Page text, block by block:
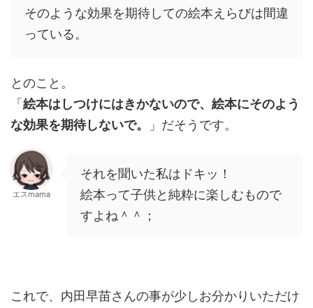
そのような効果を期待しての絵本えらびは間違
っている。
とのこと。
「絵本はしつけにはきかないので、絵本にそのよう
な効果を期待しないで。
」だそうです。
エスmama
それを聞いた私はドキッ！
絵本って子供と純粋に楽しむもので
すよね＾＾；
これで、内田早苗さんの事が少しお分かりいただけ